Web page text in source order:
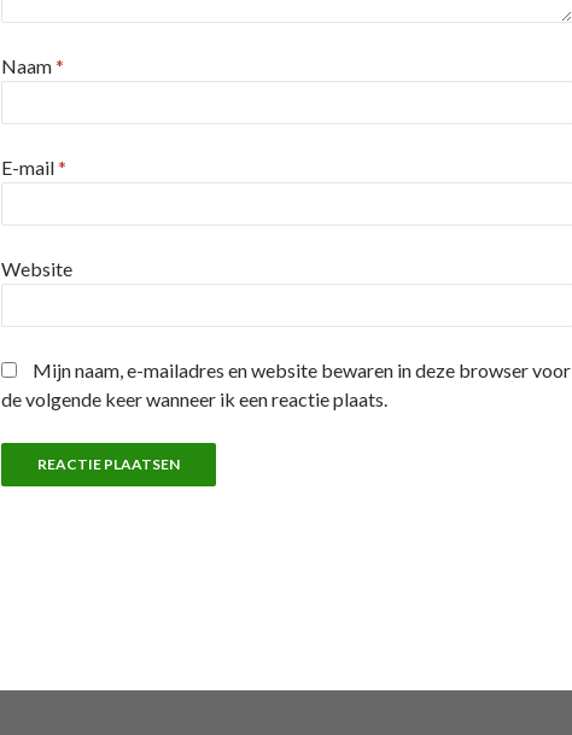
Naam*
E-mail*
Website
Mijn naam, e-mailadres en website bewaren in deze browser voor
de volgende keer wanneer ik een reactie plaats.